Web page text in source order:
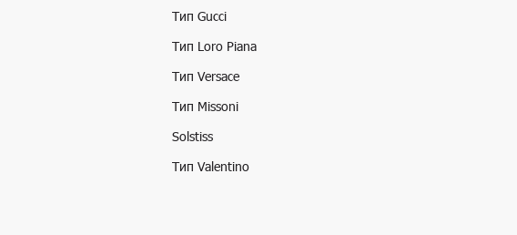
Тип Gucci
Тип Loro Piana
Тип Versace
Тип Missoni
Solstiss
Тип Valentino